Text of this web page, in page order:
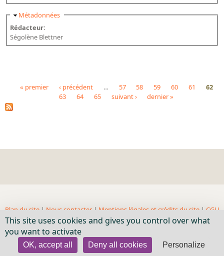
Masquer
Métadonnées
Rédacteur:
Ségolène Blettner
Pages
« premier ‹ précédent … 57 58 59 60 61
62
63
64 65 suivant › dernier »
Plan du site | Nous contacter | Mentions légales et crédits du site | CGU
| BnF, 2018- ...
This site uses cookies and gives you control over what
you want to activate
OK, accept all Deny all cookies Personalize